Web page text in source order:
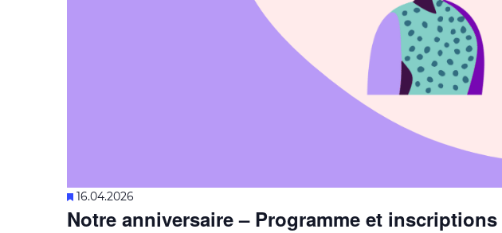
Mis
en
16.04.2026
Notre anniversaire – Programme et inscriptions